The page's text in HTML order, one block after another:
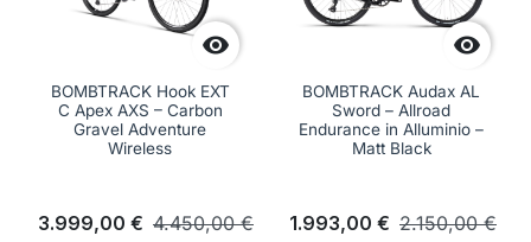

BOMBTRACK Hook EXT
C Apex AXS – Carbon
Gravel Adventure
Wireless
3.999,00 € 4.450,00 €

BOMBTRACK Audax AL
Sword – Allroad
Endurance in Alluminio –
Matt Black
1.993,00 € 2.150,00 €